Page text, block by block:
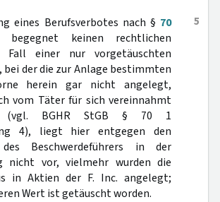
5
eines Berufsverbotes nach § 70
keinen rechtlichen
Fall einer nur vorgetäuschten
der die zur Anlage bestimmten
herein gar nicht angelegt,
vom Täter für sich vereinnahmt
(vgl. BGHR StGB § 70 1
4), liegt hier entgegen den
des Beschwerdeführers in der
nicht vor, vielmehr wurden die
in Aktien der F. Inc. angelegt;
Wert ist getäuscht worden.